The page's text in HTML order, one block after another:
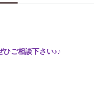
ご相談下さい♪♪